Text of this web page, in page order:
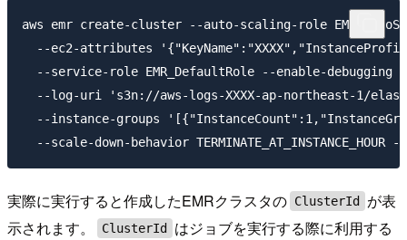
aws emr create-cluster --auto-scaling-role
--ec2-attributes
--service-role EMR_DefaultRole --enable-debugging
--log-uri 's3n://aws-logs-XXXX-ap-northeast-1/
--instance-groups
実際に実行すると作成したEMRクラスタの ClusterId
が表
示されます。
ClusterId
はジョブを実行する際に利用する